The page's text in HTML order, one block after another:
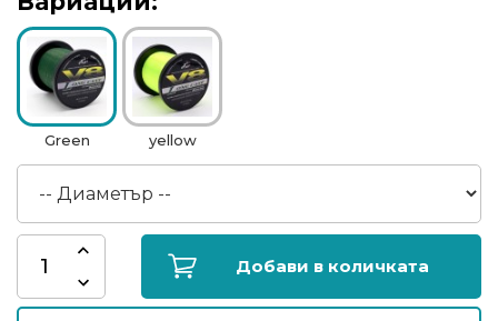
риболов
Куки
за
риболов
Дрехи
за
риболов
Green yellow
Добави в количката